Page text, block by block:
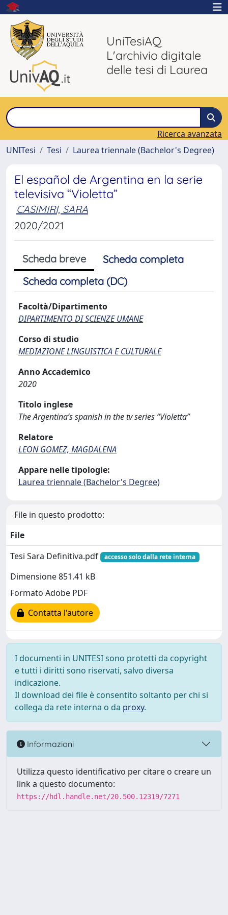
UniTesiAQ
L'archivio digitale
delle tesi di Laurea
Ricerca avanzata
UNITesi
Tesi Laurea triennale (Bachelor's Degree)
El español de Argentina en la serie
televisiva “Violetta”
CASIMIRI, SARA
2020/2021
Scheda breve
Scheda completa
Scheda completa (DC)
Facoltà/Dipartimento
DIPARTIMENTO DI SCIENZE UMANE
Corso di studio
MEDIAZIONE LINGUISTICA E CULTURALE
Anno Accademico
2020
Titolo inglese
The Argentina’s spanish in the tv series “Violetta”
Relatore
LEON GOMEZ, MAGDALENA
Appare nelle tipologie:
Laurea triennale (Bachelor's Degree)
File in questo prodotto:
File
Tesi Sara Definitiva.pdf
accesso solo dalla rete interna
Dimensione 851.41 kB
Formato Adobe PDF
Contatta l'autore
I documenti in UNITESI sono protetti da copyright
e tutti i diritti sono riservati, salvo diversa
indicazione.
Il download dei file è consentito soltanto per chi si
collega da rete interna o da proxy.
Informazioni
Utilizza questo identificativo per citare o creare un
link a questo documento:
https://hdl.handle.net/20.500.12319/7271